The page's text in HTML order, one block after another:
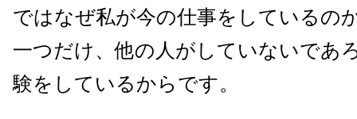
ではなぜ私が今の仕事をしているの
一つだけ、他の人がしていないであ
験をしているからです。